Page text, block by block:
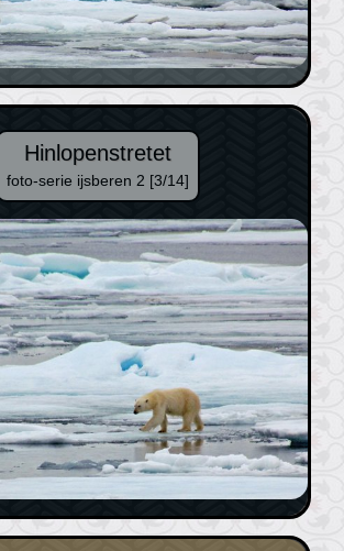
Hinlopenstretet
foto-serie ijsberen 2 [3/14]